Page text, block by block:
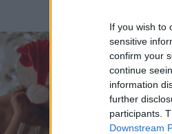
If you wish to
sensitive
confirm your
continue
information
further
participants.
Downstream